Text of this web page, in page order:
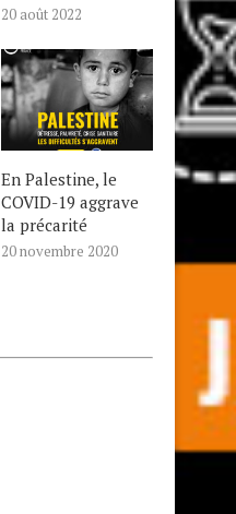
20 août 2022
En Palestine, le
COVID-19 aggrave
la précarité
20 novembre 2020